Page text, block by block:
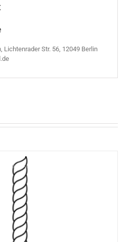
Lichtenrader Str. 56, 12049 Berlin